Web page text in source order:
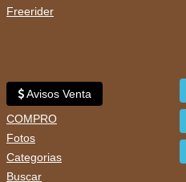
Freerider
Avisos Venta
COMPRO
Fotos
Categorias
Buscar